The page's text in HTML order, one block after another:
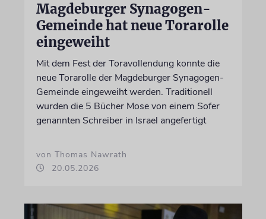
Magdeburger Synagogen-
Gemeinde hat neue Torarolle
eingeweiht
Mit dem Fest der Toravollendung konnte die
neue Torarolle der Magdeburger Synagogen-
Gemeinde eingeweiht werden. Traditionell
wurden die 5 Bücher Mose von einem Sofer
genannten Schreiber in Israel angefertigt
von Thomas Nawrath
20.05.2026